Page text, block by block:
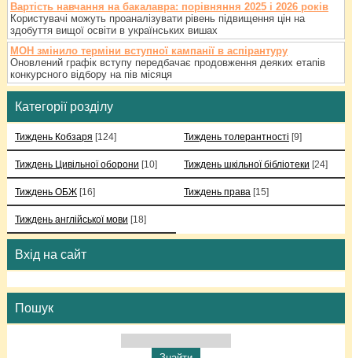
Вартість навчання на бакалавра: порівняння 2025 і 2026 років
Користувачі можуть проаналізувати рівень підвищення цін на
здобуття вищої освіти в українських вишах
МОН змінило терміни вступної кампанії в аспірантуру
Оновлений графік вступу передбачає продовження деяких етапів
конкурсного відбору на пів місяця
Категорії розділу
Тиждень Кобзаря [124] Тиждень толерантності [9]
Тиждень Цивільної оборони [10] Тиждень шкільної бібліотеки [24]
Тиждень ОБЖ [16] Тиждень права [15]
Тиждень англійської мови [18]
Вхід на сайт
Пошук